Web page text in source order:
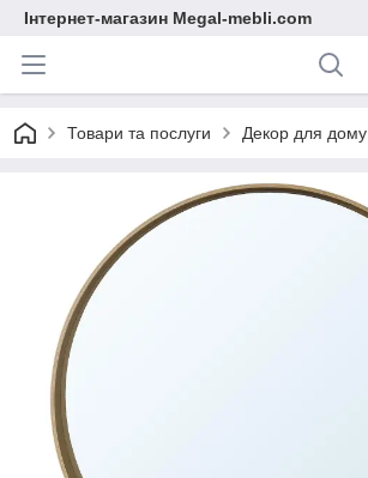
Інтернет-магазин Megal-mebli.com
Товари та послуги Декор для дому